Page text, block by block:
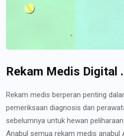
Rekam Medis Digital
Rekam medis berperan penting
pemeriksaan diagnosis dan
sebelumnya untuk hewan
Anabul semua rekam medis anabul